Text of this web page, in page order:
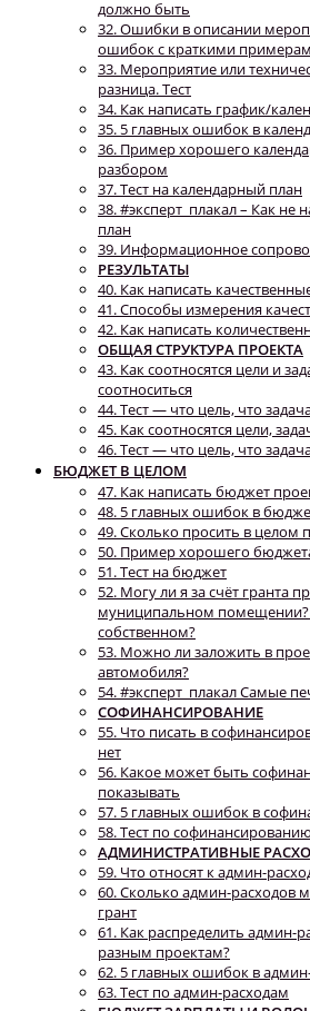
должно быть
32. Ошибки в описании
ошибок с краткими
33. Мероприятие или
разница. Тест
34. Как написать график/
35. 5 главных ошибок в
36. Пример хорошего
разбором
37. Тест на календарный план
38. #эксперт_плакал – Как не
план
39. Информационное
РЕЗУЛЬТАТЫ
40. Как написать
41. Способы измерения
42. Как написать
ОБЩАЯ СТРУКТУРА ПРОЕКТА
43. Как соотносятся цели и
соотноситься
44. Тест — что цель, что
45. Как соотносятся цели,
46. Тест — что цель, что
БЮДЖЕТ В ЦЕЛОМ
47. Как написать бюджет
48. 5 главных ошибок в
49. Сколько просить в целом
50. Пример хорошего
51. Тест на бюджет
52. Могу ли я за счёт гранта
муниципальном помещении?
собственном?
53. Можно ли заложить в
автомобиля?
54. #эксперт_плакал Самые
СОФИНАНСИРОВАНИЕ
55. Что писать в
нет
56. Какое может быть
показывать
57. 5 главных ошибок в
58. Тест по софинансированию
АДМИНИСТРАТИВНЫЕ
59. Что относят к админ-
60. Сколько админ-расходов
грант
61. Как распределить админ-
разным проектам?
62. 5 главных ошибок в
63. Тест по админ-расходам